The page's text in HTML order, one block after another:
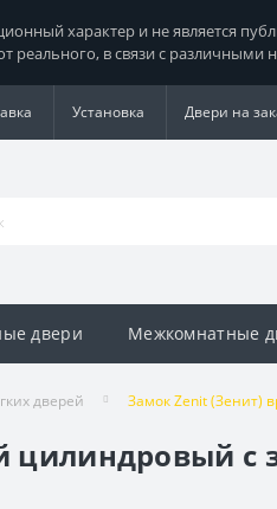
характер и не является
реального, в связи с
Установка Двери на
двери Межкомнатные
дверей Замок Zenit (Зенит)
цилиндровый с